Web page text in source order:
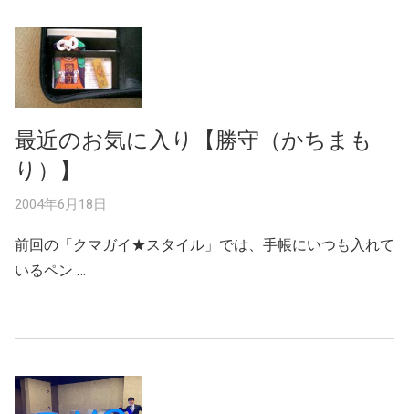
最近のお気に入り【勝守（かちまも
り）】
2004年6月18日
前回の「クマガイ★スタイル」では、手帳にいつも入れて
いるペン …